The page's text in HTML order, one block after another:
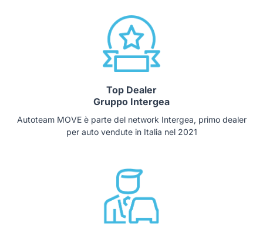
Top Dealer
Gruppo Intergea
Autoteam MOVE è parte del network Intergea, primo dealer
per auto vendute in Italia nel 2021